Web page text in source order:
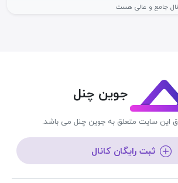
جامع و عالی هست
جوین چنل
این سایت متعلق به جوین چنل می باشد.
ثبت رایگان کانال